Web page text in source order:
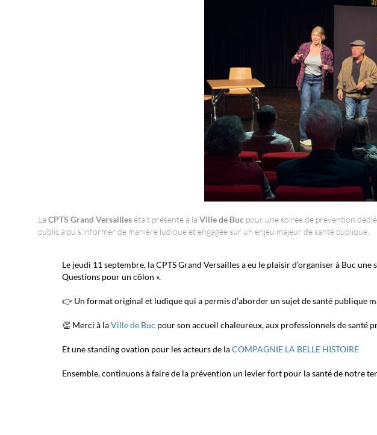
La CPTS Grand Versaillesétait présente à la Ville de Buc pour une soirée de prévention
public a pu s’informer de manière ludique et engagée sur un enjeu majeur de santé publique.
Le jeudi 11 septembre, la CPTS Grand Versailles a eu le plaisir d’organiser à Buc
Questions pour un côlon ».
👉 Un format original et ludique qui a permis d’aborder un sujet de santé publique
👏 Merci à laVille de Buc pour son accueil chaleureux, aux professionnels de santé
Et une standing ovation pour les acteurs de laCOMPAGNIE LA BELLE HISTOIRE
Ensemble, continuons à faire de la prévention un levier fort pour la santé de notre